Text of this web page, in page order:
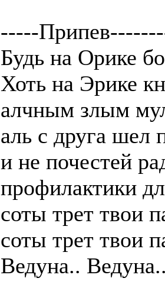
-----
Будь на Орике
Хоть на Эрике
алчным злым
аль с друга шел
и не почестей
профилактики
соты трет твои
соты трет твои
Ведуна..